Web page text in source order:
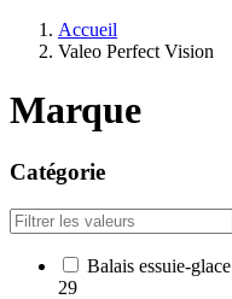
Accueil
Valeo Perfect Vision
Marque
Catégorie
Balais essuie-glace
29